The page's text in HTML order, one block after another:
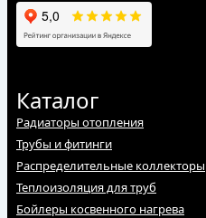
Каталог
Радиаторы отопления
Трубы и фитинги
Распределительные коллекторы
Теплоизоляция для труб
Бойлеры косвенного нагрева